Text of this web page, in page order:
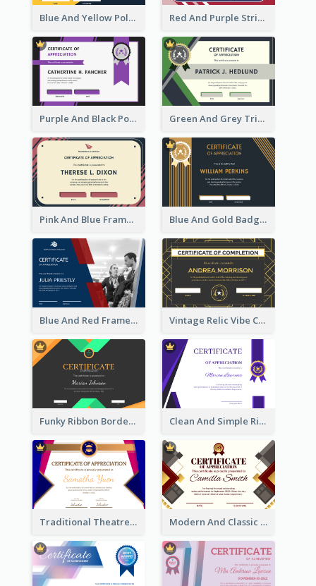
Blue And Yellow Polygon With Badge Certificate Red And Purple Stripes Frame Certificate
Purple And Black Polygon Appreciation Certificate Green And Grey Triangles With Badge Certificate
Pink And Blue Frame Company Certificate Blue And Gold Badge Appreciation Certificate
Blue And Red Frame With Photo Certificate Vintage Relic Vibe Certificate Design Template
Funky Ribbon Border Certificate Design Template Clean And Simple Ribbon Certificate Design Ideas
Traditional Theatre Certificate Design Template Modern And Classic Art Deco Certificate Design Ideas